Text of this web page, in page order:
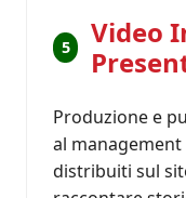
5
Video
Produzione e
al
distribuiti sul